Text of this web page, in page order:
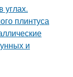
углах.
плинтуса
и